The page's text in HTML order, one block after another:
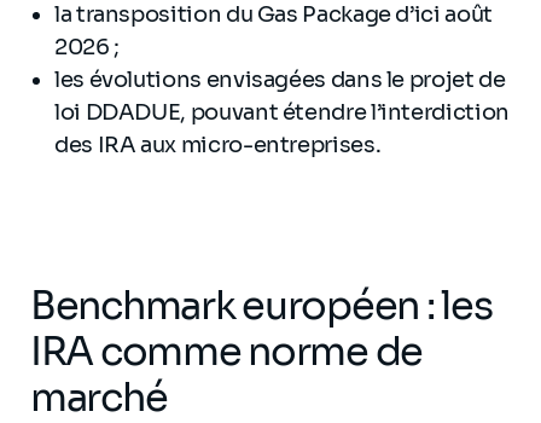
la transposition du Gas Package d’ici août
2026 ;
les évolutions envisagées dans le projet de
loi DDADUE, pouvant étendre l’interdiction
des IRA aux micro-entreprises.
Benchmark européen : les
IRA comme norme de
marché